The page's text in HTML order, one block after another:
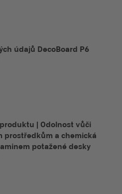
údajů DecoBoard P6
| Odolnost vůči
prostředkům a chemická
potažené desky